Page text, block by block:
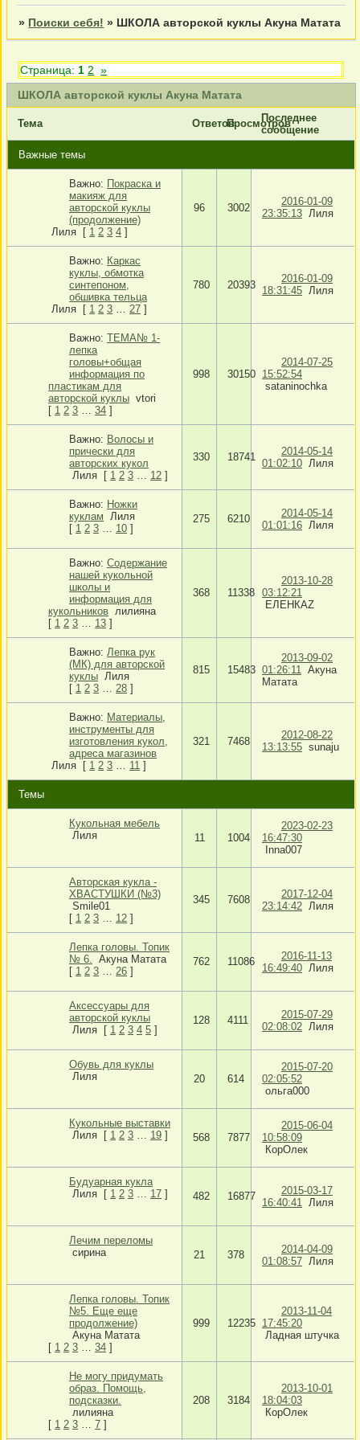
» Поиски себя! » ШКОЛА авторской куклы Акуна Матата
ШКОЛА авторской куклы Акуна Матата
Страница: 1 2 »
Тема ОтветовПросмотровПоследнее
сообщение
Важные темы
Важно: Покраска и
макияж для
авторской куклы
(продолжение)
Лиля
[ 1 2 3 4 ]
96 3002
2016-01-09
23:35:13 Лиля
Важно: Каркас
куклы, обмотка
синтепоном,
обшивка тельца
Лиля
[ 1 2 3 27 ]
780 20393
2016-01-09
18:31:45 Лиля
Важно: ТЕМА№ 1-
лепка
головы+общая
информация по
пластикам для
авторской куклы vtori
[ 1 2 3 34 ]
998 30150
2014-07-25
15:52:54
sataninochka
Важно: Волосы и
прически для
авторских кукол
Лиля
[ 1 2 3 12 ]
330 18741
2014-05-14
01:02:10 Лиля
Важно: Ножки
куклам
Лиля
[ 1 2 3 10 ]
275 6210
2014-05-14
01:01:16 Лиля
Важно: Содержание
нашей кукольной
школы и
информация для
кукольников лилияна
[ 1 2 3 13 ]
368 11338
2013-10-28
03:12:21
ЕЛЕНКАZ
Важно: Лепка рук
(МК) для авторской
куклы Лиля
[ 1 2 3 28 ]
815 15483
2013-09-02
01:26:11
Акуна
Матата
Важно: Материалы,
инструменты для
изготовления кукол,
адреса магазинов
Лиля
[ 1 2 3 11 ]
321 7468
2012-08-22
13:13:55 sunaju
Темы
Кукольная мебель
Лиля
11 1004
2023-02-23
16:47:30
Inna007
Авторская кукла -
ХВАСТУШКИ (№3)
Smile01
[ 1 2 3 12 ]
345 7608
2017-12-04
23:14:42 Лиля
Лепка головы. Топик
№ 6.
Акуна Матата
[ 1 2 3 26 ]
762 11086
2016-11-13
16:49:40 Лиля
Аксессуары для
авторской куклы
Лиля
[ 1 2 3 4 5 ]
128 4111
2015-07-29
02:08:02 Лиля
Обувь для куклы
Лиля
20 614
2015-07-20
02:05:52
ольга000
Кукольные выставки
Лиля
[ 1 2 3 19 ] 568 7877
2015-06-04
10:58:09
КорОлек
Будуарная кукла
Лиля
[ 1 2 3 17 ] 482 16877
2015-03-17
16:40:41
Лиля
Лечим переломы
сирина
21 378
2014-04-09
01:08:57 Лиля
Лепка головы. Топик
№5. Еще еще
продолжение)
Акуна Матата
[ 1 2 3 34 ]
999 12235
2013-11-04
17:45:20
Ладная штучка
Не могу придумать
образ. Помощь,
подсказки.
лилияна
[ 1 2 3 7 ]
208 3184
2013-10-01
18:04:03
КорОлек